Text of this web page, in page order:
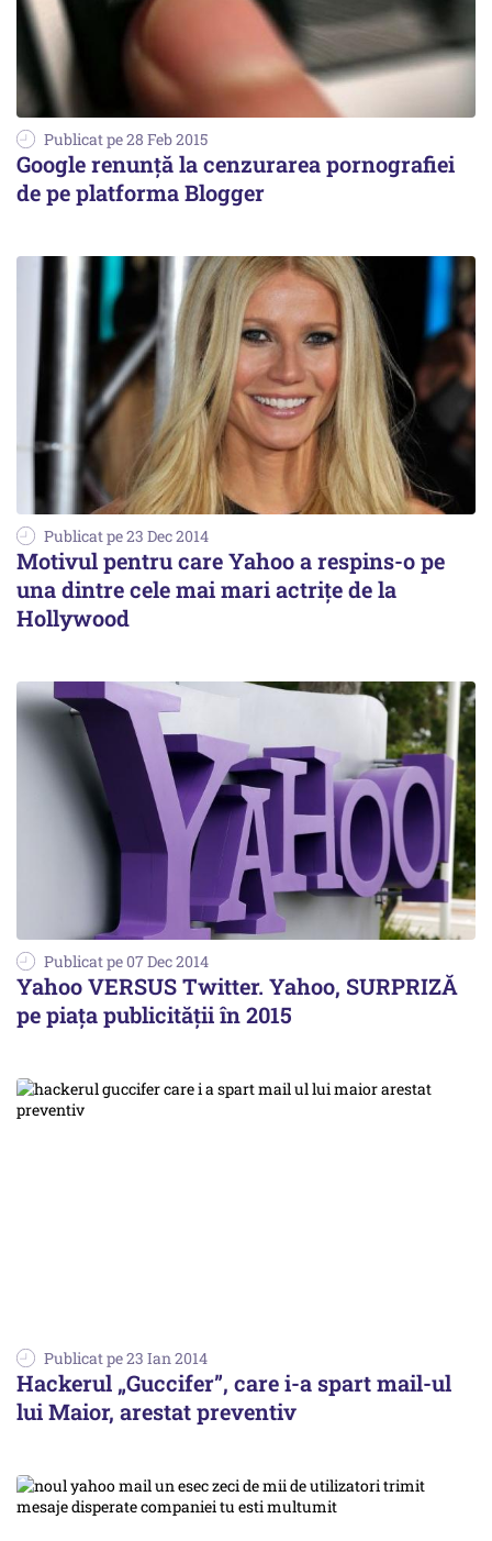
Publicat pe 28 Feb 2015
Google renunţă la cenzurarea pornografiei
de pe platforma Blogger
Publicat pe 23 Dec 2014
Motivul pentru care Yahoo a respins-o pe
una dintre cele mai mari actriţe de la
Hollywood
Publicat pe 07 Dec 2014
Yahoo VERSUS Twitter. Yahoo, SURPRIZĂ
pe piaţa publicităţii în 2015
Publicat pe 23 Ian 2014
Hackerul „Guccifer”, care i-a spart mail-ul
lui Maior, arestat preventiv